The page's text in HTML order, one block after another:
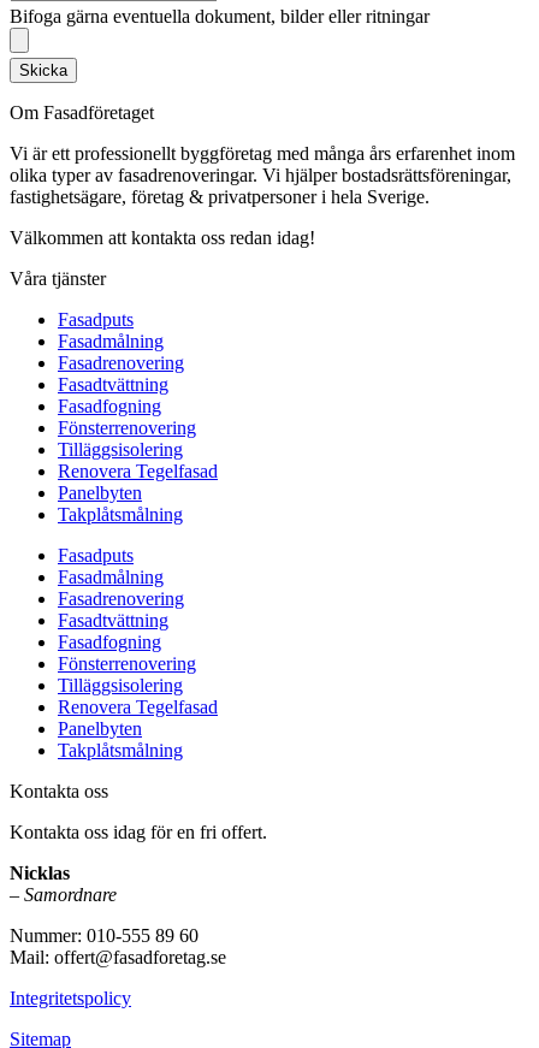
Bifoga gärna eventuella dokument, bilder eller ritningar
Skicka
Om Fasadföretaget
Vi är ett professionellt byggföretag med många års erfarenhet inom
olika typer av fasadrenoveringar. Vi hjälper bostadsrättsföreningar,
fastighetsägare, företag & privatpersoner i hela Sverige.
Välkommen att kontakta oss redan idag!
Våra tjänster
Fasadputs
Fasadmålning
Fasadrenovering
Fasadtvättning
Fasadfogning
Fönsterrenovering
Tilläggsisolering
Renovera Tegelfasad
Panelbyten
Takplåtsmålning
Fasadputs
Fasadmålning
Fasadrenovering
Fasadtvättning
Fasadfogning
Fönsterrenovering
Tilläggsisolering
Renovera Tegelfasad
Panelbyten
Takplåtsmålning
Kontakta oss
Kontakta oss idag för en fri offert.
Nicklas
– Samordnare
Nummer: 010-555 89 60
Mail: offert@fasadforetag.se
Integritetspolicy
Sitemap